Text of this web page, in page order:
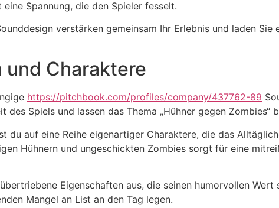
Spannung, die den Spieler fesselt.
verstärken gemeinsam Ihr Erlebnis und laden
und Charaktere
https://pitchbook.com/profiles/company/437762-89
des Spiels und lassen das Thema „Hühner gegen Zombies“
du auf eine Reihe eigenartiger Charaktere, die das
Hühnern und ungeschickten Zombies sorgt für eine
Eigenschaften aus, die seinen humorvollen
Mangel an List an den Tag legen.